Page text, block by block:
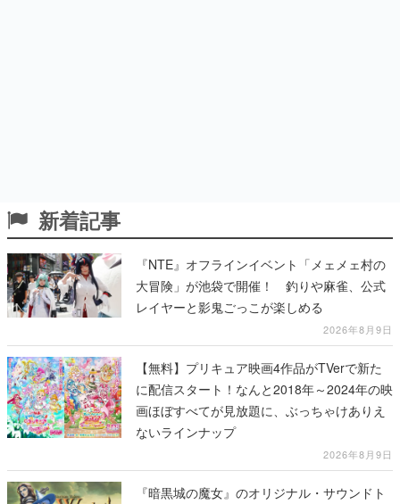
新着記事
『NTE』オフラインイベント「メェメェ村の
大冒険」が池袋で開催！ 釣りや麻雀、公式
レイヤーと影鬼ごっこが楽しめる
2026年8月9日
【無料】プリキュア映画4作品がTVerで新た
に配信スタート！なんと2018年～2024年の映
画ほぼすべてが見放題に、ぶっちゃけありえ
ないラインナップ
2026年8月9日
『暗黒城の魔女』のオリジナル・サウンドト